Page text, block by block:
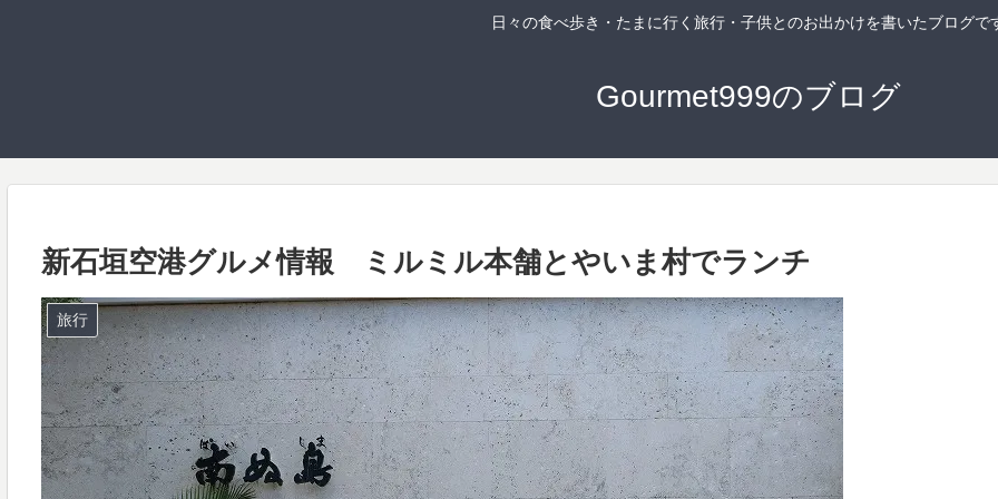
日々の食べ歩き・たまに行く旅行・子供とのお出かけを書いたブログで
Gourmet999のブログ
新石垣空港グルメ情報 ミルミル本舗とやいま村でランチ
旅行